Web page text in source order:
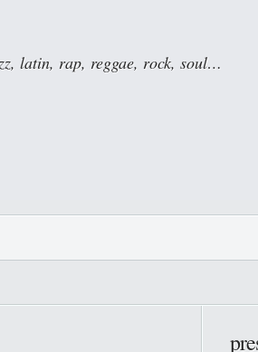
latin, rap, reggae, rock, soul…